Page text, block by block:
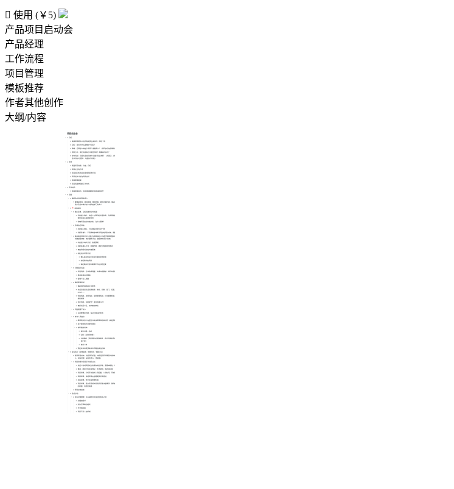
 使用 (￥5)
产品项目启动会
产品经理
工作流程
项目管理
模板推荐
作者其他创作
大纲/内容